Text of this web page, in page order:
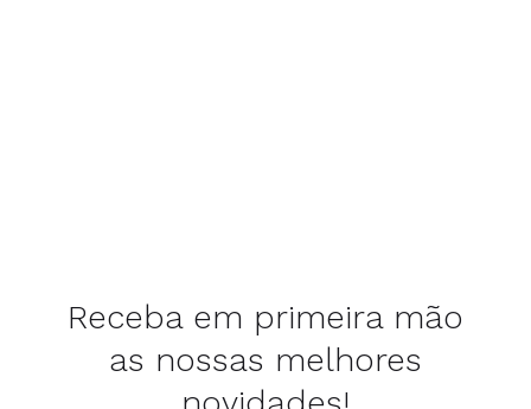
Receba em primeira mão
as nossas melhores